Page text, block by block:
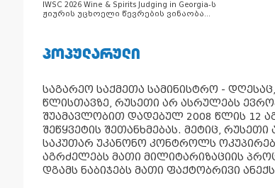
IWSC 2026 Wine & Spirits Judging in Georgia-ს
ჟიურის უცხოელი წევრების ვინაობა
ᲞᲝᲞᲣᲚᲐᲠᲣᲚᲘ
საგარეო საქმეთა სამინისტრო - დღესაც,
წლისთავზე, რუსეთი არ ასრულებს
შუამავლობით დადებულ 2008 წლის 12
შეწყვეტის შეთანხმებას. მეტიც,
საკუთარ უკანონო კონტროლს
აგრძელებს მათი მილიტარიზაციის
დგამს ნაბიჯებს მათი ფაქტობრივი